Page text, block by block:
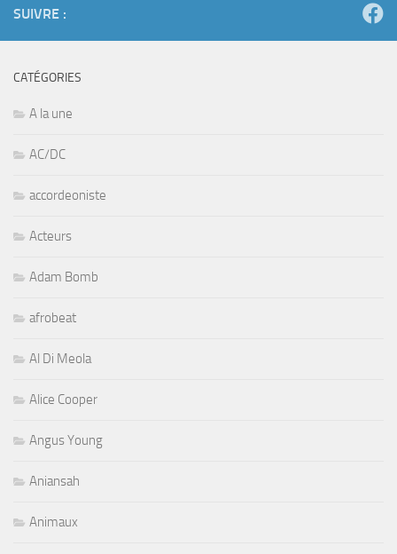
SUIVRE :
CATÉGORIES
A la une
AC/DC
accordeoniste
Acteurs
Adam Bomb
afrobeat
Al Di Meola
Alice Cooper
Angus Young
Aniansah
Animaux